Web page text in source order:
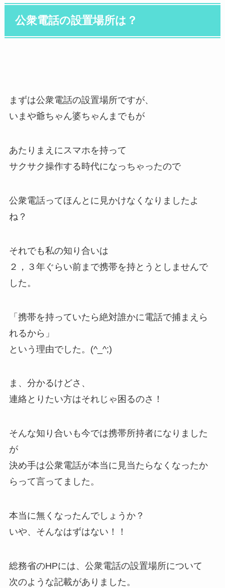
公衆電話の設置場所は？
まずは公衆電話の設置場所ですが、
いまや爺ちゃん婆ちゃんまでもが
あたりまえにスマホを持って
サクサク操作する時代になっちゃったので
公衆電話ってほんとに見かけなくなりましたよ
ね？
それでも私の知り合いは
２，３年ぐらい前まで携帯を持とうとしませんで
した。
「携帯を持っていたら絶対誰かに電話で捕まえら
れるから」
という理由でした。(^_^;)
ま、分かるけどさ、
連絡とりたい方はそれじゃ困るのさ！
そんな知り合いも今では携帯所持者になりました
が
決め手は公衆電話が本当に見当たらなくなったか
らって言ってました。
本当に無くなったんでしょうか？
いや、そんなはずはない！！
総務省のHPには、公衆電話の設置場所について
次のような記載がありました。